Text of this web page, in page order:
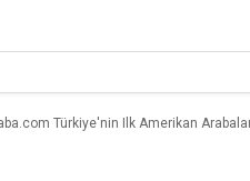
Türkiye'nin Ilk Amerikan